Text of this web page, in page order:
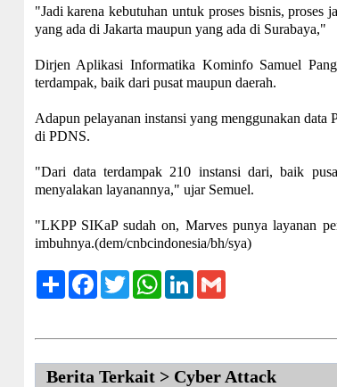
"Jadi karena kebutuhan untuk proses bisnis, proses
yang ada di Jakarta maupun yang ada di Surabaya,"
Dirjen Aplikasi Informatika Kominfo Samuel
terdampak, baik dari pusat maupun daerah.
Adapun pelayanan instansi yang menggunakan
di PDNS.
"Dari data terdampak 210 instansi dari, baik
menyalakan layanannya," ujar Semuel.
"LKPP SIKaP sudah on, Marves punya layanan
imbuhnya.(dem/cnbcindonesia/bh/sya)
ShareFacebook
TwitterWhatsApp
LinkedInGmail
Berita Terkait > Cyber Attack